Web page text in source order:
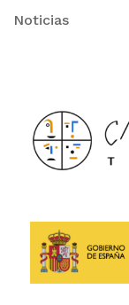
Noticias